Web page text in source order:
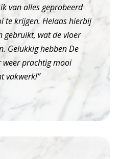
van alles geprobeerd
te krijgen. Helaas hierbij
gebruikt, wat de vloer
Gelukkig hebben De
weer prachtig mooi
vakwerk!”